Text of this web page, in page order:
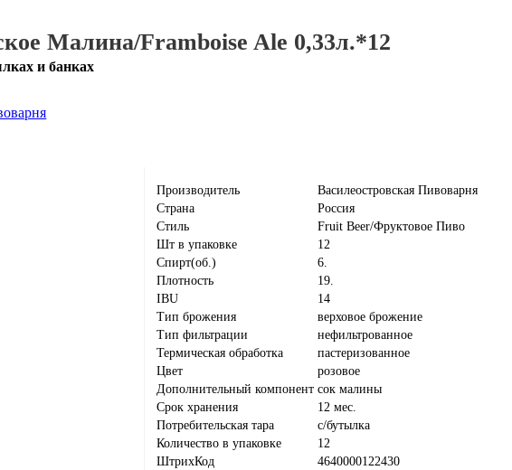
Малина/Framboise Ale 0,33л.*12
и банках
Производитель
Василеостровская Пивоварня
Страна
Россия
Стиль
Fruit Beer/Фруктовое Пиво
Шт в упаковке
12
Спирт(об.)
6.
Плотность
19.
IBU
14
Тип брожения
верховое брожение
Тип фильтрации
нефильтрованное
Термическая обработка
пастеризованное
Цвет
розовое
Дополнительный компонент сок малины
Срок хранения
12 мес.
Потребительская тара
с/бутылка
Количество в упаковке
12
ШтрихКод
4640000122430